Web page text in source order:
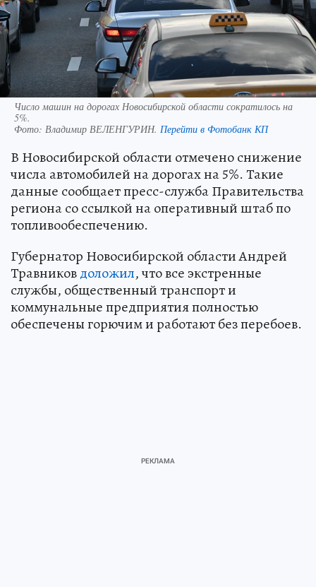
Число машин на дорогах Новосибирской области сократилось на
5%.
Фото: Владимир ВЕЛЕНГУРИН. Перейти в Фотобанк КП
В Новосибирской области отмечено снижение
числа автомобилей на дорогах на 5%. Такие
данные сообщает пресс-служба Правительства
региона со ссылкой на оперативный штаб по
топливообеспечению.
Губернатор Новосибирской области Андрей
Травниковдоложил, что все экстренные
службы, общественный транспорт и
коммунальные предприятия полностью
обеспечены горючим и работают без перебоев.